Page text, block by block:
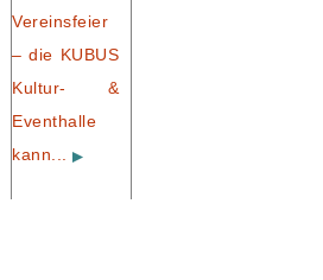
Vereinsfeier
– die KUBUS
Kultur- &
Eventhalle
kann...